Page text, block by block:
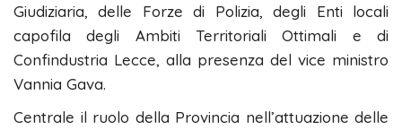
Giudiziaria, delle Forze di Polizia, degli Enti locali
capofila degli Ambiti Territoriali Ottimali e di
Confindustria Lecce, alla presenza del vice ministro
Vannia Gava.
Centrale il ruolo della Provincia nell’attuazione delle